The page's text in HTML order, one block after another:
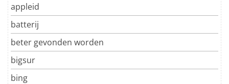
appleid
batterij
beter gevonden worden
bigsur
bing